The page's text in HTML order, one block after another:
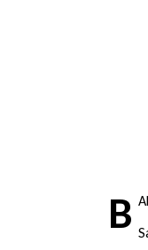
B